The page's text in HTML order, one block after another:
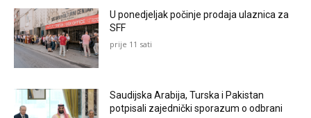
U ponedjeljak počinje prodaja ulaznica za
SFF
prije 11 sati
Saudijska Arabija, Turska i Pakistan
potpisali zajednički sporazum o odbrani